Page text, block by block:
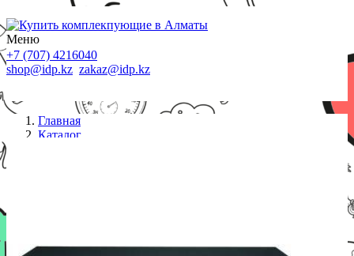
Меню
+7 (707) 4216040
shop@idp.kz zakaz@idp.kz
Главная
Каталог